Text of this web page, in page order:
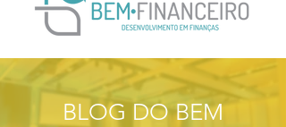
BLOG DO BEM